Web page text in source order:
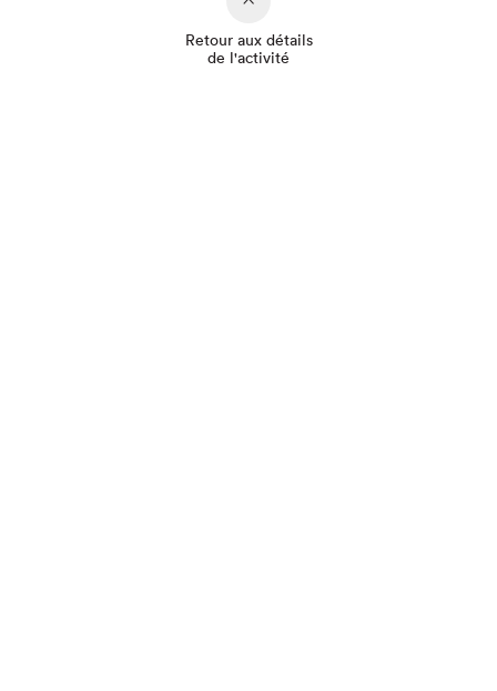
Retour aux détails
de l'activité